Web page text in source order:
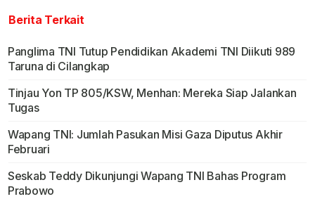
Berita Terkait
Panglima TNI Tutup Pendidikan Akademi TNI Diikuti 989
Taruna di Cilangkap
Tinjau Yon TP 805/KSW, Menhan: Mereka Siap Jalankan
Tugas
Wapang TNI: Jumlah Pasukan Misi Gaza Diputus Akhir
Februari
Seskab Teddy Dikunjungi Wapang TNI Bahas Program
Prabowo